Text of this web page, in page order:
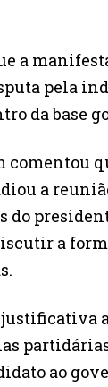
a
pela
da base
comentou
a
do
a
justificativa
ao